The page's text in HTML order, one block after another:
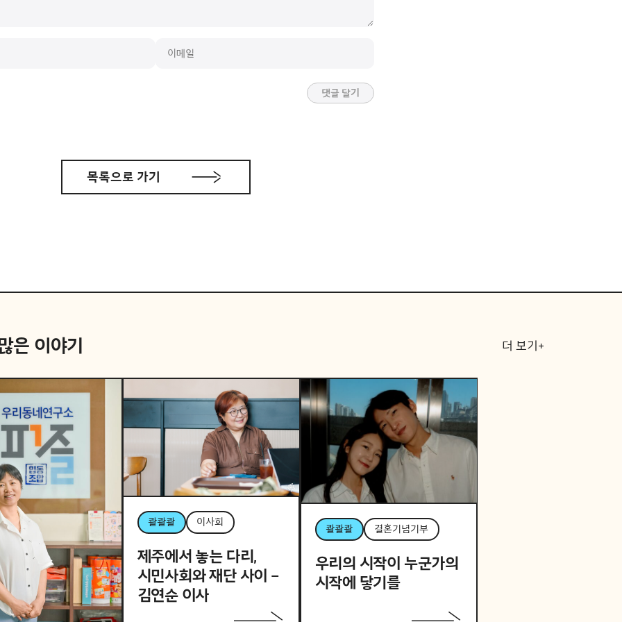
목록으로 가기
은 이야기 더 보기+
콸콸콸 이사회
제주에서 놓는 다리,
시민사회와 재단 사이 –
김연순 이사
콸콸콸 결혼기념기부
우리의 시작이 누군가의
시작에 닿기를